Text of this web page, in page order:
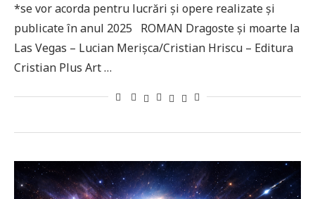
*se vor acorda pentru lucrări și opere realizate și
publicate în anul 2025 ROMAN Dragoste și moarte la
Las Vegas – Lucian Merișca/Cristian Hriscu – Editura
Cristian Plus Art …